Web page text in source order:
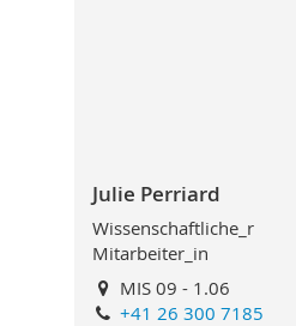
Julie Perriard
Wissenschaftliche_r
Mitarbeiter_in
MIS 09 - 1.06
+41 26 300 7185